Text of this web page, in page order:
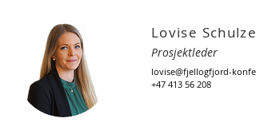
Lovise Schulze
Prosjektleder
lovise@fjellogfjord-
+47 413 56 208